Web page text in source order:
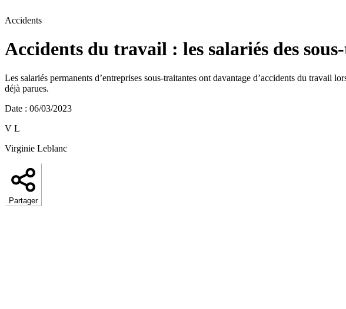
Accidents
Accidents du travail : les salariés des
Les salariés permanents d’entreprises sous-traitantes ont davantage d’accidents du travail
déjà parues.
Date : 06/03/2023
V L
Virginie Leblanc
Partager